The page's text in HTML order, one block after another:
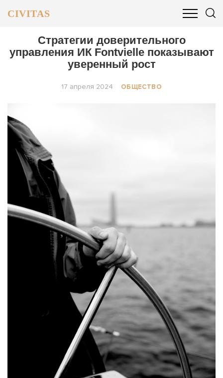
CIVITAS
ОБЩЕСТВО БИЗНЕС И ФИНАНСЫ
Стратегии доверительного
управления ИК Fontvielle показывают
уверенный рост
17 апреля 2024 ОБЩЕСТВО